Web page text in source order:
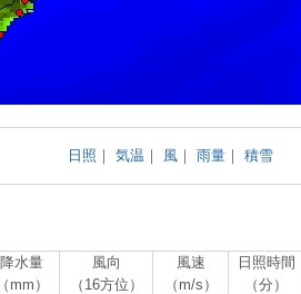
日照 ｜ 気温 ｜ 風｜ 雨量｜ 積雪
降水量
（mm）
風向
（16方位）
風速
（m/s）
日照時間
（分）